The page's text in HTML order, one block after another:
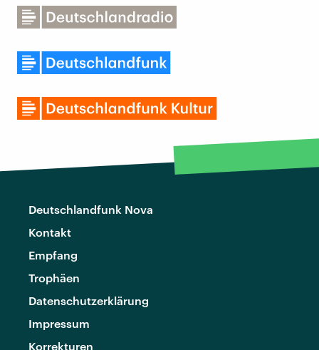
Deutschlandfunk Nova
Kontakt
Empfang
Trophäen
Datenschutzerklärung
Impressum
Korrekturen